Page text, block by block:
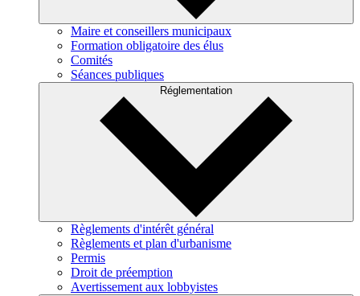
Maire et conseillers municipaux
Formation obligatoire des élus
Comités
Séances publiques
Réglementation
Règlements d'intérêt général
Règlements et plan d'urbanisme
Permis
Droit de préemption
Avertissement aux lobbyistes